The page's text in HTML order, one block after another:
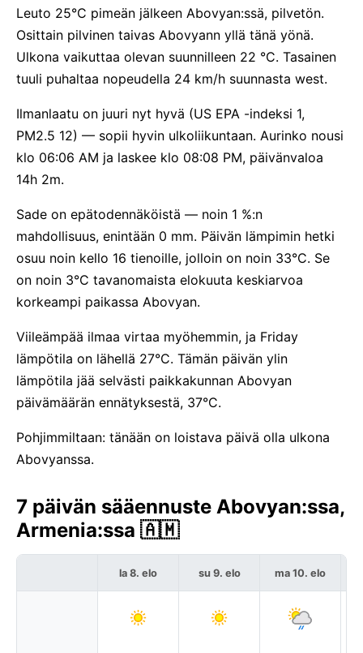
Leuto 25°C pimeän jälkeen Abovyan:ssä, pilvetön.
Osittain pilvinen taivas Abovyann yllä tänä yönä.
Ulkona vaikuttaa olevan suunnilleen 22 °C. Tasainen
tuuli puhaltaa nopeudella 24 km/h suunnasta west.
Ilmanlaatu on juuri nyt hyvä (US EPA -indeksi 1,
PM2.5 12) — sopii hyvin ulkoliikuntaan. Aurinko nousi
klo 06:06 AM ja laskee klo 08:08 PM, päivänvaloa
14h 2m.
Sade on epätodennäköistä — noin 1 %:n
mahdollisuus, enintään 0 mm. Päivän lämpimin hetki
osuu noin kello 16 tienoille, jolloin on noin 33°C. Se
on noin 3°C tavanomaista elokuuta keskiarvoa
korkeampi paikassa Abovyan.
Viileämpää ilmaa virtaa myöhemmin, ja Friday
lämpötila on lähellä 27°C. Tämän päivän ylin
lämpötila jää selvästi paikkakunnan Abovyan
päivämäärän ennätyksestä, 37°C.
Pohjimmiltaan: tänään on loistava päivä olla ulkona
Abovyanssa.
7 päivän sääennuste Abovyan:ssa,
Armenia:ssa 🇦🇲
la 8. elo su 9. elo ma 10. elo